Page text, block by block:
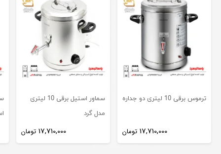
ترموس برقی 10 لیتری دو جداره
17,710,000 تومان
سماور استیل برقی 10 لیتری
مدل گرد
17,710,000 تومان